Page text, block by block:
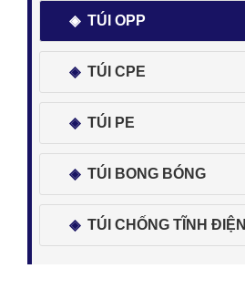
TÚI OPP
TÚI CPE
TÚI PE
TÚI BONG BÓNG
TÚI CHỐNG TĨNH ĐIỆN